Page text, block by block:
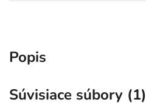
Popis
Súvisiace súbory (1)